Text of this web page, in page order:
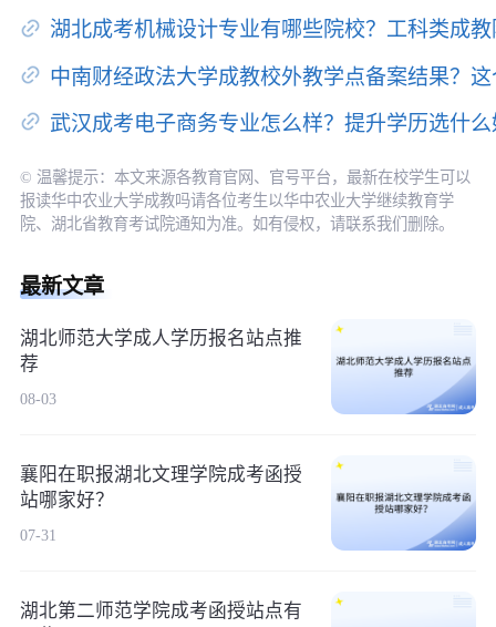
湖北成考机械设计专业有哪些院校？工科类成
中南财经政法大学成教校外教学点备案结果？
武汉成考电子商务专业怎么样？提升学历选什
© 温馨提示：本文来源各教育官网、官号平台，最新在校学生可以
报读华中农业大学成教吗请各位考生以华中农业大学继续教育学
院、湖北省教育考试院通知为准。如有侵权，请联系我们删除。
最新文章
湖北师范大学成人学历报名站点推
荐
08-03
襄阳在职报湖北文理学院成考函授
站哪家好？
07-31
湖北第二师范学院成考函授站点有